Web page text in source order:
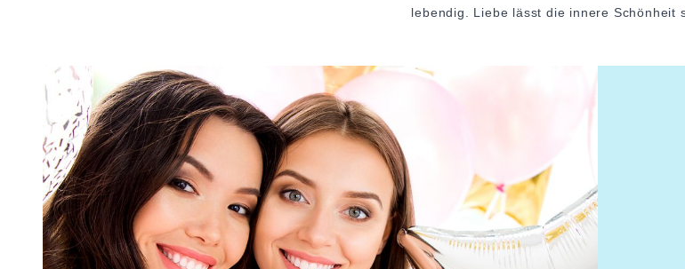
lebendig. Liebe lässt die innere Schönheit